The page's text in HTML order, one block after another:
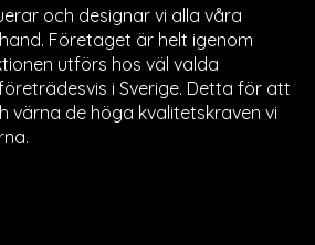
och designar vi alla våra
Företaget är helt igenom
utförs hos väl valda
i Sverige. Detta för att
värna de höga kvalitetskraven vi